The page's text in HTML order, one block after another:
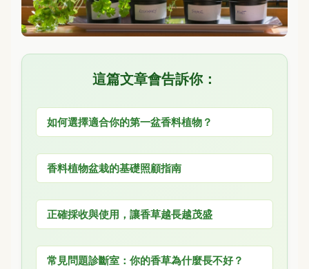
這篇文章會告訴你：
如何選擇適合你的第一盆香料植物？
香料植物盆栽的基礎照顧指南
正確採收與使用，讓香草越長越茂盛
常見問題診斷室：你的香草為什麼長不好？